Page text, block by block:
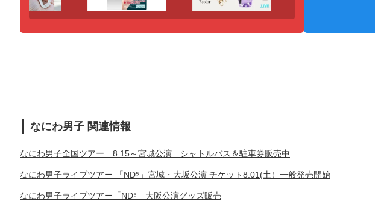
なにわ男子 関連情報
なにわ男子全国ツアー 8.15～宮城公演 シャトルバス＆駐車券販売中
なにわ男子ライブツアー 「ND⁵」宮城・大坂公演 チケット8.01(土）一般発売開始
なにわ男子ライブツアー「ND⁵」大阪公演グッズ販売